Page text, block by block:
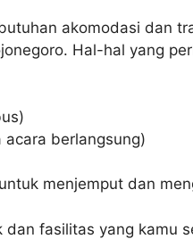
akomodasi dan
Hal-hal yang
berlangsung)
menjemput dan
fasilitas yang kamu